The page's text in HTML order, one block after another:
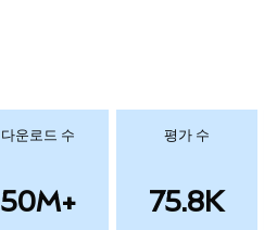
다운로드 수
50M+
평가 수
75.8K